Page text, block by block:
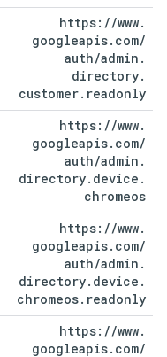
https: //www.
googleapis. com/
auth/admin .
directory.
customer. readonly
https: //www.
googleapis. com/
auth/admin .
directory. device .
chromeos
https: //www.
googleapis. com/
auth/admin .
directory. device .
chromeos. readonly
https: //www.
googleapis. com/